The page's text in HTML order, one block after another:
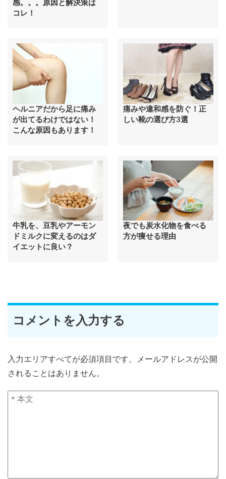
感。。。原因と解決策は
コレ！
ヘルニアだから足に痛み
が出てるわけではない！
こんな原因もあります！
痛みや違和感を防ぐ！正
しい靴の選び方3選
牛乳を、豆乳やアーモン
ドミルクに変えるのはダ
イエットに良い？
夜でも炭水化物を食べる
方が痩せる理由
コメントを入力する
入力エリアすべてが必須項目です。メールアドレスが公開
されることはありません。